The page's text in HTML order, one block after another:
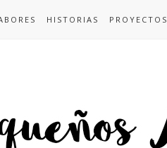
HISTORIAS PROYECTOS